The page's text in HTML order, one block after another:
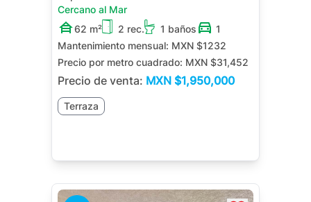
Cercano al Mar
62 m²
2 rec. 1 baños
1
Mantenimiento mensual: MXN $1232
Precio por metro cuadrado: MXN $31,452
Precio de venta: MXN $1,950,000
Terraza